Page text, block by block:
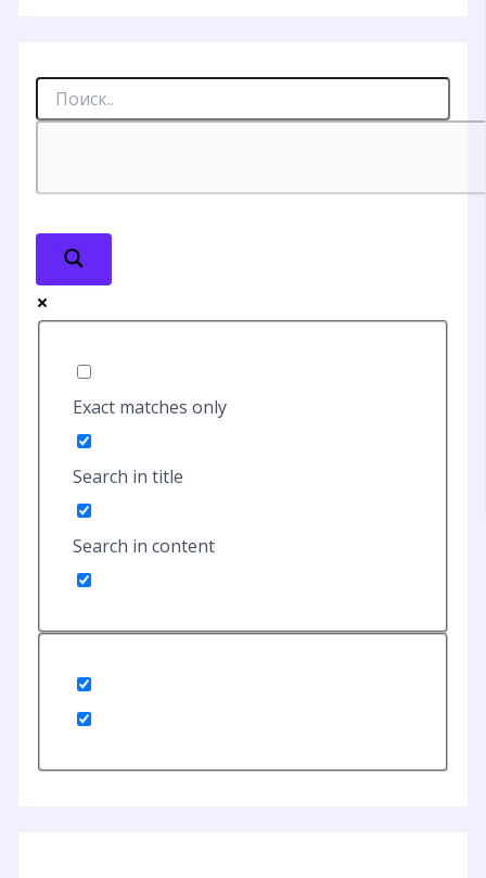
Exact matches only
Search in title
Search in content